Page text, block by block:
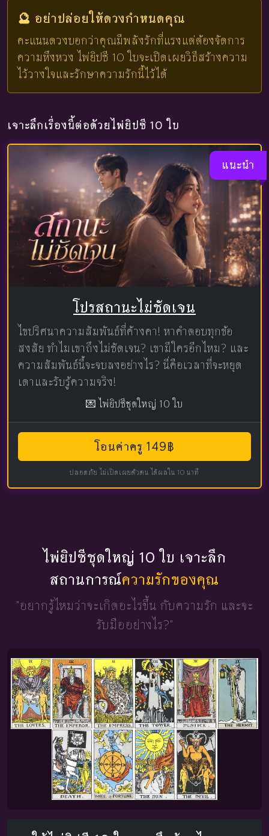
🔮 อย่าปล่อยให้ดวงกำหนดคุณ
คะแนนดวงบอกว่าคุณมีพลังรักที่แรงแต่ต้องจัดการ
ความหึงหวง ไพ่ยิปซี 10 ใบจะเปิดเผยวิธีสร้างความ
ไว้วางใจและรักษาความรักนี้ไว้ได้
เจาะลึกเรื่องนี้ต่อด้วยไพ่ยิปซี 10 ใบ
แนะนำ
โปรสถานะไม่ชัดเจน
ไขปริศนาความสัมพันธ์ที่ค้างคา! หาคำตอบทุกข้อ
สงสัย ทำไมเขาถึงไม่ชัดเจน? เขามีใครอีกไหม? และ
ความสัมพันธ์นี้จะจบลงอย่างไร? นี่คือเวลาที่จะหยุด
เดาและรับรู้ความจริง!
💌 ไพ่ยิปซีชุดใหญ่ 10 ใบ
โอนค่าครู 149฿
ปลอดภัย ไม่เปิดเผยตัวตน ได้ผลใน 10 นาที
ไพ่ยิปซีชุดใหญ่ 10 ใบ เจาะลึก
สถานการณ์ความรักของคุณ
"อยากรู้ไหมว่าจะเกิดอะไรขึ้น กับความรัก และจะ
รับมืออย่างไร?"